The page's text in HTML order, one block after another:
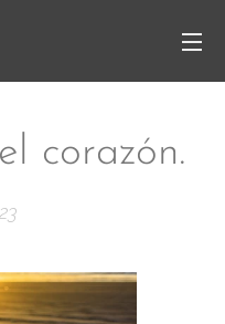
corazón.